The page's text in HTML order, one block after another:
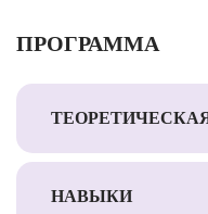
ПРОГРАММА
НАВЫКИ